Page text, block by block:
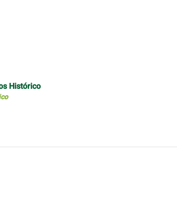
Histórico